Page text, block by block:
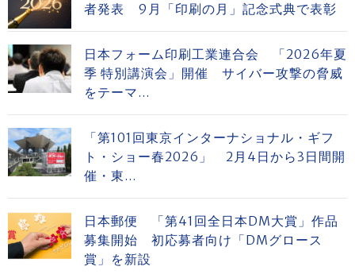
者発表 9月「印刷の月」記念式典で表彰
日本フォーム印刷工業連合会 「2026年夏
季 特別講演会」開催 サイバー攻撃の脅威
をテーマ...
「第101回東京インターナショナル・ギフ
ト・ショー春2026」 2月4日から3日間開
催・東...
日本郵便 「第41回全日本DM大賞」作品
募集開始 初応募者向け「DMグロース
賞」を新設